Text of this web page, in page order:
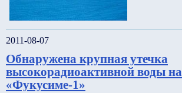
2011-08-07
Обнаружена крупная утечка
высокорадиоактивной воды на
«Фукусиме-1»